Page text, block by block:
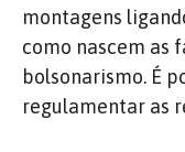
montagens
como nascem as
bolsonarismo. É
regulamentar as